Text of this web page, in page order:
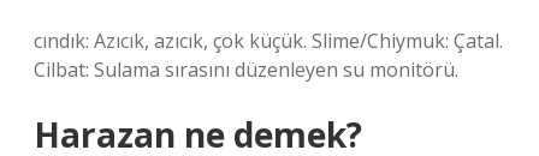
cındık: Azıcık, azıcık, çok küçük. Slime/Chiymuk: Çatal.
Cilbat: Sulama sırasını düzenleyen su monitörü.
Harazan ne demek?